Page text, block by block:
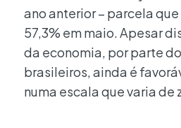
ano anterior – parcela
57,3% em maio. Apesar
da economia, por parte
brasileiros, ainda é
numa escala que varia de